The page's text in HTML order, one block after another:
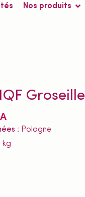
Nos produits
Groseille
: Pologne
kg